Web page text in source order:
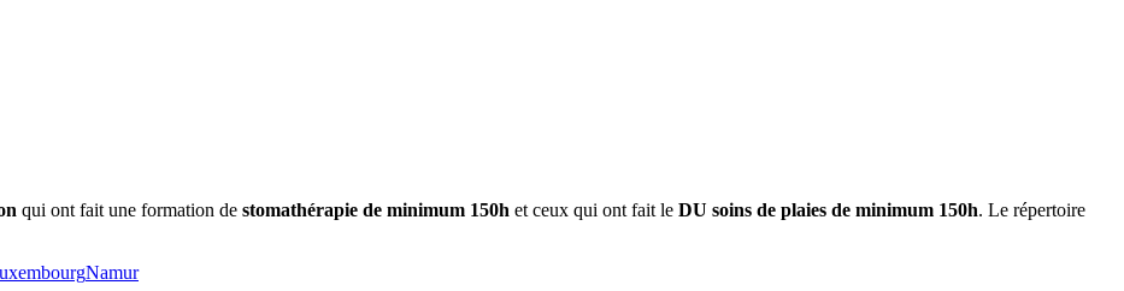
qui ont fait une formation de stomathérapie de minimum 150h et ceux qui ont fait le DU soins de plaies de minimum 150h. Le répertoire
Namur